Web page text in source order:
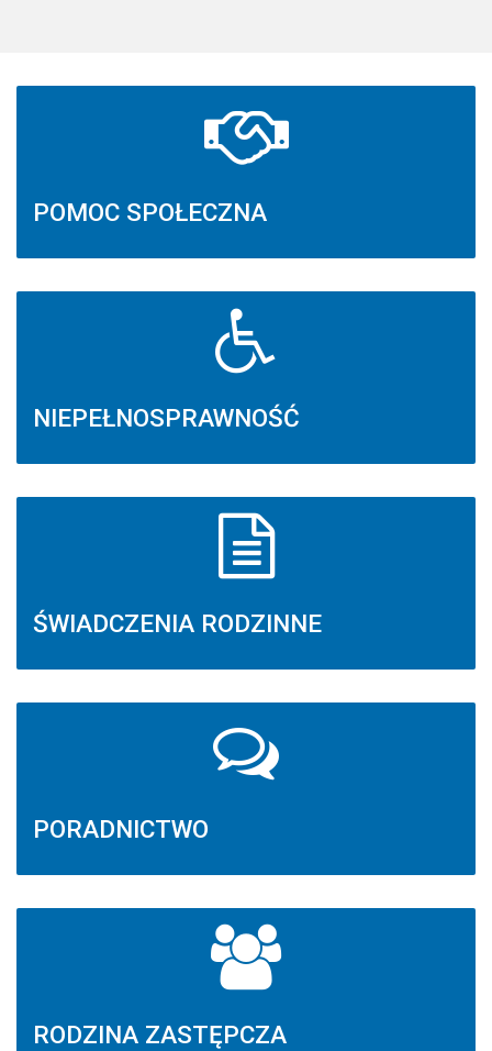
POMOC SPOŁECZNA
NIEPEŁNOSPRAWNOŚĆ
ŚWIADCZENIA RODZINNE
PORADNICTWO
RODZINA ZASTĘPCZA